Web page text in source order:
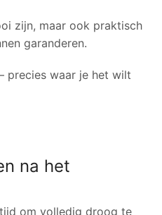
zijn, maar ook praktisch
garanderen.
precies waar je het wilt
na het
om volledig droog te